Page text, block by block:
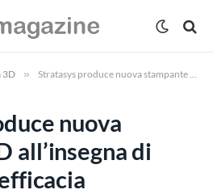
3D » Stratasys produce nuova stampante 3D all’insegna di precisione e efficacia
nuova
all’insegna di